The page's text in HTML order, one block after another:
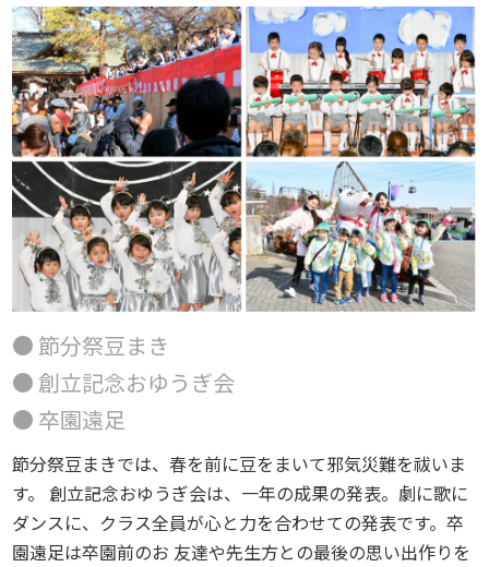
● 節分祭豆まき
● 創立記念おゆうぎ会
● 卒園遠足
節分祭豆まきでは、春を前に豆をまいて邪気災難を祓いま
す。 創立記念おゆうぎ会は、一年の成果の発表。劇に歌に
ダンスに、クラス全員が心と力を合わせての発表です。卒
園遠足は卒園前のお 友達や先生方との最後の思い出作りを